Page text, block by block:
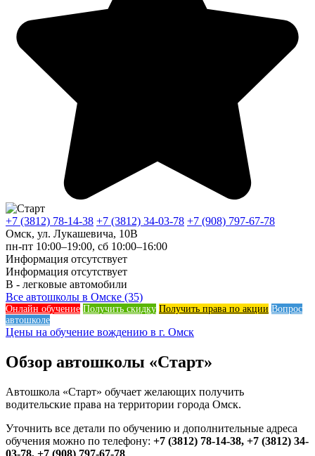
+7 (3812) 78-14-38 +7 (3812) 34-03-78 +7 (908) 797-67-78
Омск, ул. Лукашевича, 10В
пн-пт 10:00–19:00, сб 10:00–16:00
Информация отсутствует
Информация отсутствует
B - легковые автомобили
Все автошколы в Омске (35)
Онлайн обучение Получить скидку Получить права по акции Вопрос
автошколе
Цены на обучение вождению в г. Омск
Обзор автошколы «Старт»
Автошкола «Старт» обучает желающих получить
водительские права на территории города Омск.
Уточнить все детали по обучению и дополнительные адреса
обучения можно по телефону: +7 (3812) 78-14-38, +7 (3812) 34-
03-78, +7 (908) 797-67-78